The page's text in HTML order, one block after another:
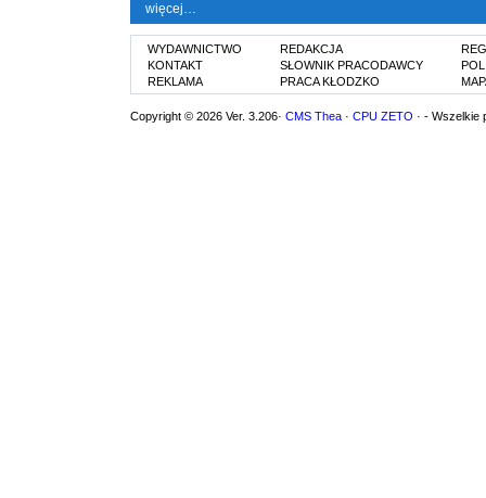
więcej…
WYDAWNICTWO
KONTAKT
REKLAMA
REDAKCJA
SŁOWNIK PRACODAWCY
PRACA KŁODZKO
Copyright © 2026 Ver. 3.206· CMS Thea · CPU ZETO · - Wszelkie